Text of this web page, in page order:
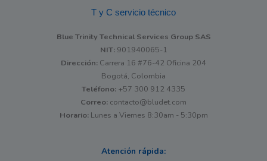
T y C servicio técnico
Blue Trinity Technical Services Group SAS
NIT:901940065-1
Dirección: Carrera 16 #76-42 Oficina 204
Bogotá, Colombia
Teléfono: +57 300 912 4335
Correo: contacto@bludet.com
Horario:Lunes a Viernes 8:30am - 5:30pm
Atención rápida: